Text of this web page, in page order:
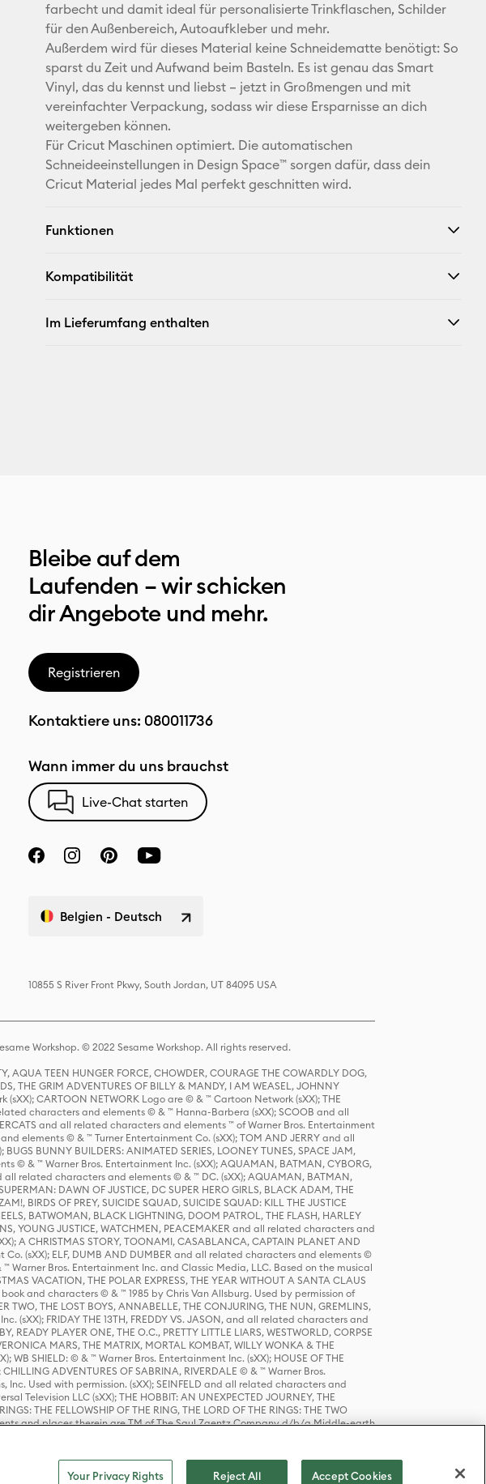
Facebook
X
farbecht und damit ideal für personalisierte Trinkflaschen, Schilder
für den Außenbereich, Autoaufkleber und mehr.
Außerdem wird für dieses Material keine Schneidematte benötigt: So
sparst du Zeit und Aufwand beim Basteln. Es ist genau das Smart
Vinyl, das du kennst und liebst – jetzt in Großmengen und mit
vereinfachter Verpackung, sodass wir diese Ersparnisse an dich
weitergeben können.
Für Cricut Maschinen optimiert. Die automatischen
Schneideeinstellungen in Design Space™ sorgen dafür, dass dein
Cricut Material jedes Mal perfekt geschnitten wird.
Funktionen
Kompatibilität
Im Lieferumfang enthalten
Bleibe auf dem
Laufenden – wir schicken
dir Angebote und mehr.
Registrieren
Kontaktiere uns: 080011736
Wann immer du uns brauchst
Live-Chat starten
Belgien - Deutsch
10855 S River Front Pkwy, South Jordan, UT 84095 USA
Workshop. © 2022 Sesame Workshop. All rights reserved.
AQUA TEEN HUNGER FORCE, CHOWDER, COURAGE THE COWARDLY DOG,
THE GRIM ADVENTURES OF BILLY & MANDY, I AM WEASEL, JOHNNY
CARTOON NETWORK Logo are © & ™ Cartoon Network (sXX); THE
characters and elements © & ™ Hanna-Barbera (sXX); SCOOB and all
and all related characters and elements ™ of Warner Bros. Entertainment
elements © & ™ Turner Entertainment Co. (sXX); TOM AND JERRY and all
BUNNY BUILDERS: ANIMATED SERIES, LOONEY TUNES, SPACE JAM,
© & ™ Warner Bros. Entertainment Inc. (sXX); AQUAMAN, BATMAN, CYBORG,
all related characters and elements © & ™ DC. (sXX); AQUAMAN, BATMAN,
DAWN OF JUSTICE, DC SUPER HERO GIRLS, BLACK ADAM, THE
BIRDS OF PREY, SUICIDE SQUAD, SUICIDE SQUAD: KILL THE JUSTICE
BATWOMAN, BLACK LIGHTNING, DOOM PATROL, THE FLASH, HARLEY
YOUNG JUSTICE, WATCHMEN, PEACEMAKER and all related characters and
A CHRISTMAS STORY, TOONAMI, CASABLANCA, CAPTAIN PLANET AND
(sXX); ELF, DUMB AND DUMBER and all related characters and elements ©
Warner Bros. Entertainment Inc. and Classic Media, LLC. Based on the musical
VACATION, THE POLAR EXPRESS, THE YEAR WITHOUT A SANTA CLAUS
and characters © & ™ 1985 by Chris Van Allsburg. Used by permission of
THE LOST BOYS, ANNABELLE, THE CONJURING, THE NUN, GREMLINS,
(sXX); FRIDAY THE 13TH, FREDDY VS. JASON, and all related characters and
PLAYER ONE, THE O.C., PRETTY LITTLE LIARS, WESTWORLD, CORPSE
MARS, THE MATRIX, MORTAL KOMBAT, WILLY WONKA & THE
SHIELD: © & ™ Warner Bros. Entertainment Inc. (sXX); HOUSE OF THE
ADVENTURES OF SABRINA, RIVERDALE © & ™ Warner Bros.
Used with permission. (sXX); SEINFELD and all related characters and
Television LLC (sXX); THE HOBBIT: AN UNEXPECTED JOURNEY, THE
THE FELLOWSHIP OF THE RING, THE LORD OF THE RINGS: THE TWO
and places therein are TM of The Saul Zaentz Company d/b/a Middle-earth
indicia are © & ™ Warner Bros. Entertainment Inc. (sXX); © Warner Bros.
Your Privacy Rights Reject All Accept Cookies